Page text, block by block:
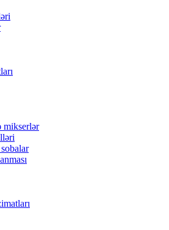
mikserlər